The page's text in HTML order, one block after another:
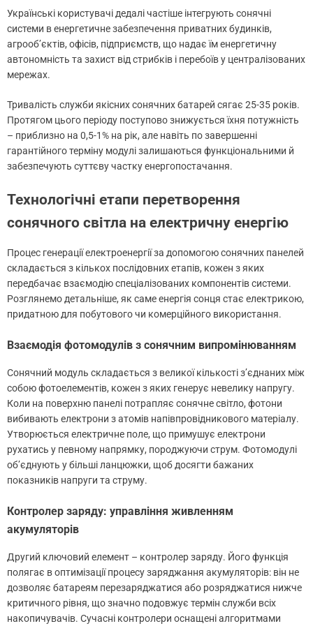
Українські користувачі дедалі частіше інтегрують сонячні
системи в енергетичне забезпечення приватних будинків,
агрооб’єктів, офісів, підприємств, що надає їм енергетичну
автономність та захист від стрибків і перебоїв у централізованих
мережах.
Тривалість служби якісних сонячних батарей сягає 25-35 років.
Протягом цього періоду поступово знижується їхня потужність
– приблизно на 0,5-1% на рік, але навіть по завершенні
гарантійного терміну модулі залишаються функціональними й
забезпечують суттєву частку енергопостачання.
Технологічні етапи перетворення
сонячного світла на електричну енергію
Процес генерації електроенергії за допомогою сонячних панелей
складається з кількох послідовних етапів, кожен з яких
передбачає взаємодію спеціалізованих компонентів системи.
Розглянемо детальніше, як саме енергія сонця стає електрикою,
придатною для побутового чи комерційного використання.
Взаємодія фотомодулів з сонячним випромінюванням
Сонячний модуль складається з великої кількості з’єднаних між
собою фотоелементів, кожен з яких генерує невелику напругу.
Коли на поверхню панелі потрапляє сонячне світло, фотони
вибивають електрони з атомів напівпровідникового матеріалу.
Утворюється електричне поле, що примушує електрони
рухатись у певному напрямку, породжуючи струм. Фотомодулі
об’єднують у більші ланцюжки, щоб досягти бажаних
показників напруги та струму.
Контролер заряду: управління живленням
акумуляторів
Другий ключовий елемент – контролер заряду. Його функція
полягає в оптимізації процесу заряджання акумуляторів: він не
дозволяє батареям перезаряджатися або розряджатися нижче
критичного рівня, що значно подовжує термін служби всіх
накопичувачів. Сучасні контролери оснащені алгоритмами